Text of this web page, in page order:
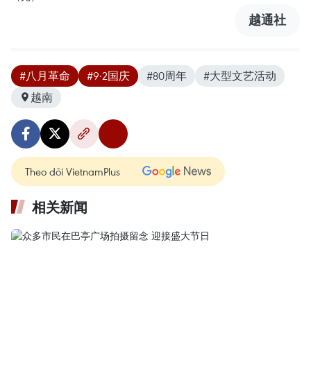
越通社
#八月革命 #9·2国庆 #80周年
#大型文艺活动
越南
Theo dõi VietnamPlus
相关新闻